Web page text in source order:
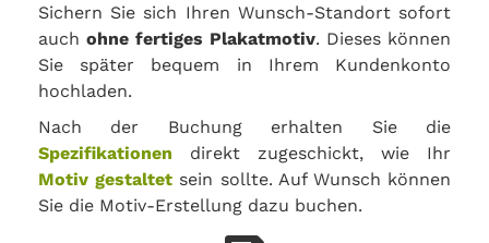
Sichern Sie sich Ihren Wunsch-Standort sofort
auch ohne fertiges Plakatmotiv. Dieses können
Sie später bequem in Ihrem Kundenkonto
hochladen.
Nach der Buchung erhalten Sie die
Spezifikationen direkt zugeschickt, wie Ihr
Motiv gestaltet sein sollte. Auf Wunsch können
Sie die Motiv-Erstellung dazu buchen.